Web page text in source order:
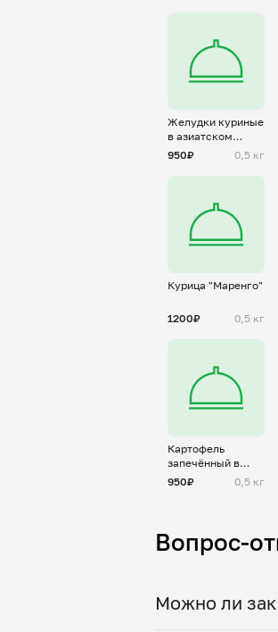
Желудки куриные
в азиатском
стиле
950₽ 0,5 кг
Курица "Маренго"
1200₽ 0,5 кг
Картофель
запечённый в
беконе
950₽ 0,5 кг
Вопрос-
Можно ли